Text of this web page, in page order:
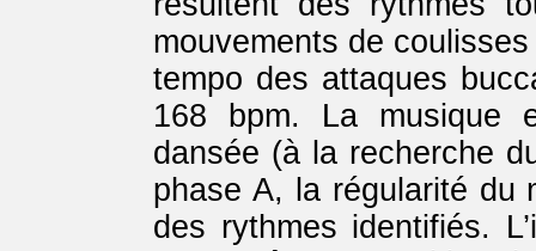
mouvements de
tempo des attaques
168 bpm. La musique
dansée (à la recherche
phase A, la régularité du
des rythmes identifiés.